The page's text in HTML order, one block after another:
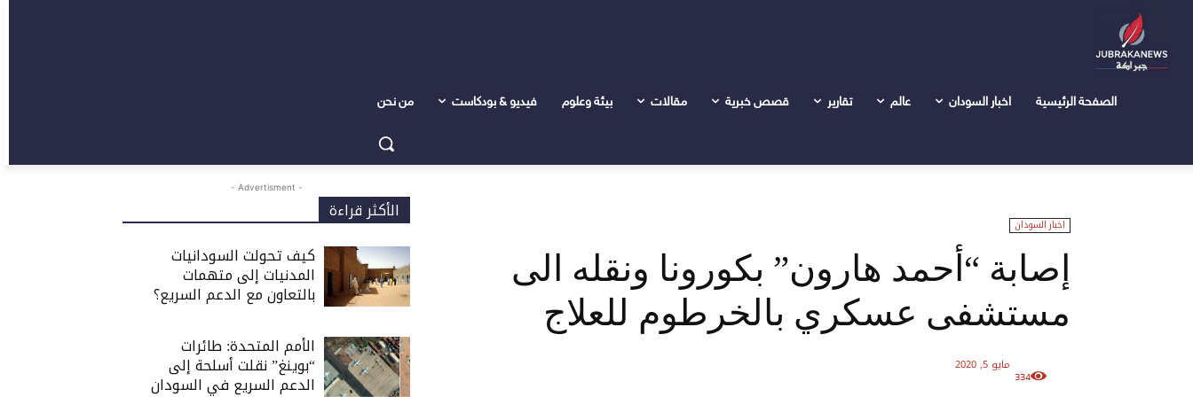
الصفحة الرئيسية اخبار السودان عالم تقارير قصص خبرية مقالات بيئة وعلوم فيديو & بودكاست من نحن
اخبار السودان
إصابة “أحمد هارون” بكورونا ونقله الى
مستشفى عسكري بالخرطوم للعلاج
مايو 5, 2020
334
- Advertisment -
الأكثر قراءة
كيف تحولت السودانيات
المدنيات إلى متهمات
بالتعاون مع الدعم السريع؟
الأمم المتحدة: طائرات
“بوينغ” نقلت أسلحة إلى
الدعم السريع في السودان